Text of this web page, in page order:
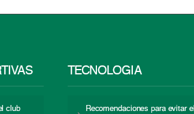
club
TECNOLOGÍA
Recomendaciones para evitar el